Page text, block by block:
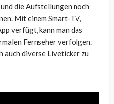
die Aufstellungen noch
Mit einem Smart-TV,
verfügt, kann man das
Fernseher verfolgen.
auch diverse Liveticker zu